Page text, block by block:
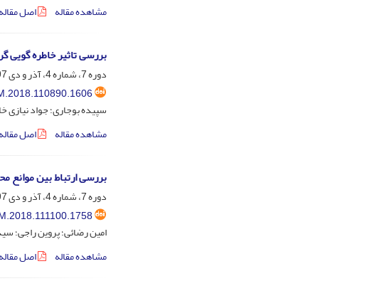
مشاهده مقاله
اصل مقاله
بررسی تاثیر خاطره
دوره 7، شماره 4، آذر و دی 1397، صفحه
سپیده بوجاری؛ جواد نیازی
مشاهده مقاله
اصل مقاله
بررسی ارتباط بین موانع محیطی با
دوره 7، شماره 4، آذر و دی 1397، صفحه
امین رضائی؛ پروین راجی؛
مشاهده مقاله
اصل مقاله